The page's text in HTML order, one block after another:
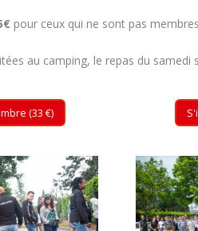
pour ceux qui ne sont pas
au camping, le repas du
(33 €)